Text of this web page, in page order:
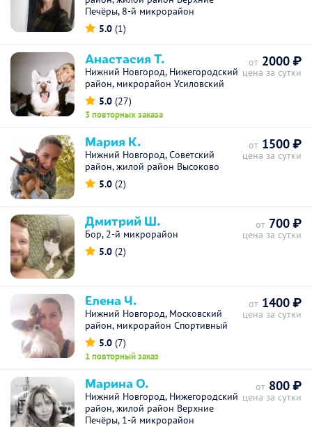
Печёры, 8-й микрорайон
5.0 (1)
Анастасия Т.
Нижний Новгород, Нижегородский
район, микрорайон Усиловский
5.0 (27)
3 повторных заказа
от 2000 ₽
цена за сутки
Мария К.
Нижний Новгород, Советский
район, жилой район Высоково
5.0 (2)
от 1500 ₽
цена за сутки
Дмитрий Ш.
Бор, 2-й микрорайон
5.0 (2)
от 700 ₽
цена за сутки
Елена Ч.
Нижний Новгород, Московский
район, микрорайон Спортивный
5.0 (7)
1 повторный заказ
от 1400 ₽
цена за сутки
Марина О.
Нижний Новгород, Нижегородский
район, жилой район Верхние
Печёры, 1-й микрорайон
от 800 ₽
цена за сутки